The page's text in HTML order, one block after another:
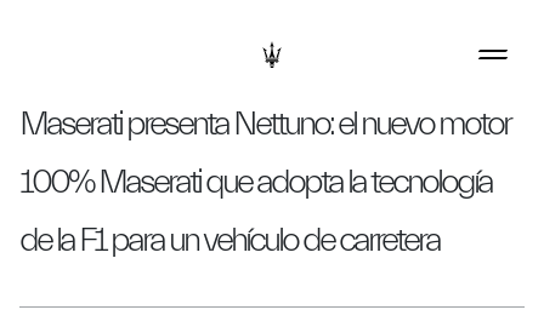
Maserati presenta Nettuno: el nuevo motor
100% Maserati que adopta la tecnología
de la F1 para un vehículo de carretera